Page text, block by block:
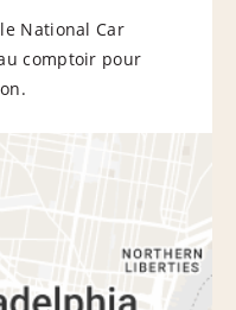
National Car
comptoir pour